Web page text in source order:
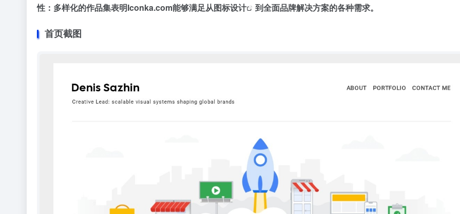
性：多样化的作品集表明Iconka.com能够满足从图标设计 到全面品牌解决方案的各种需求​​​​。
首页截图